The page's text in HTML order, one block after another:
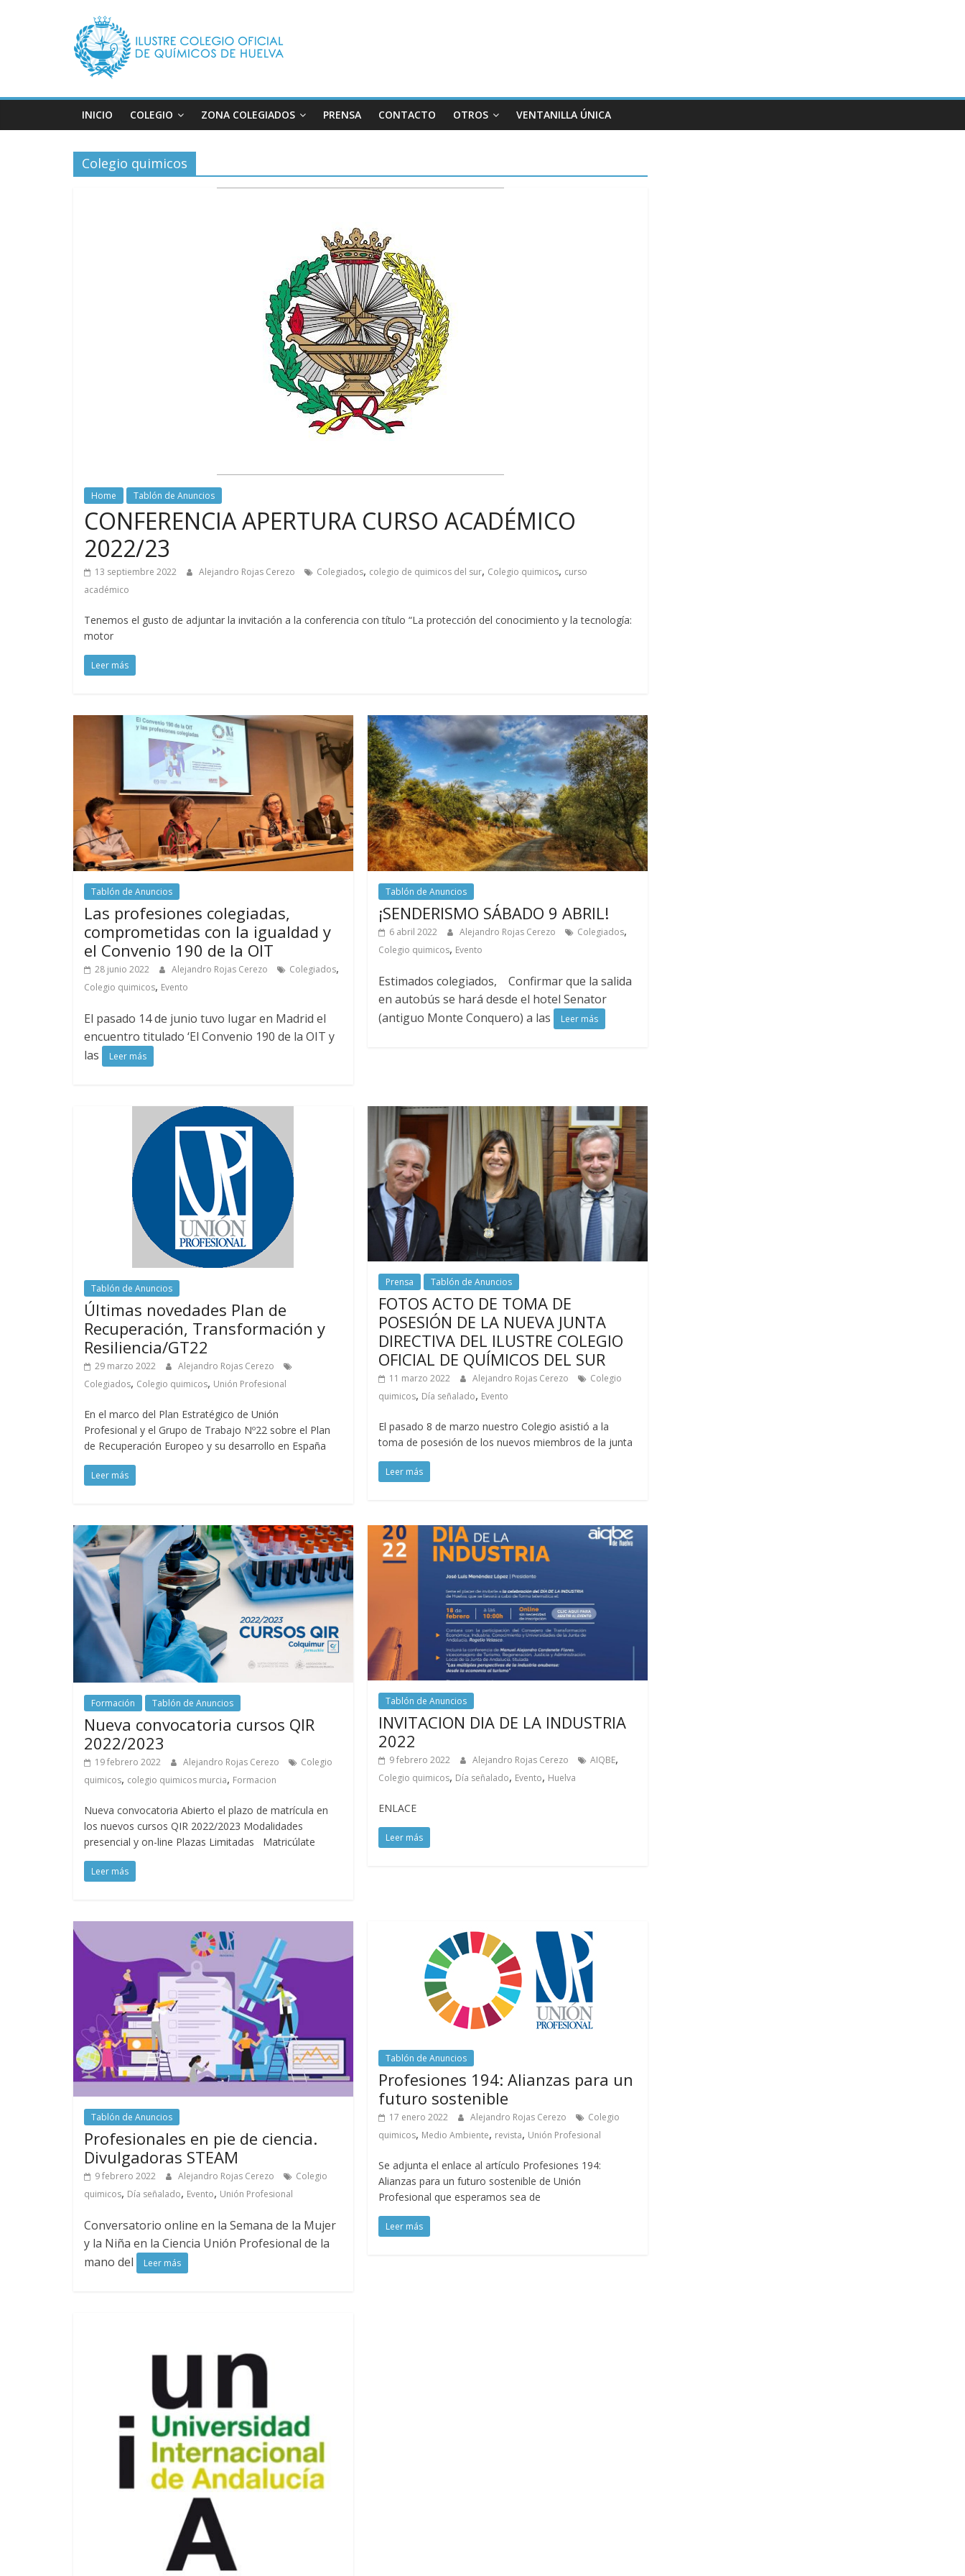
Ilustre
Colegio
Oficial
de
Químicos
INICIO COLEGIO ZONA COLEGIADOS PRENSA CONTACTO OTROS VENTANILLA ÚNICA
Colegio quimicos
Home Tablón de Anuncios
CONFERENCIA APERTURA CURSO ACADÉMICO
2022/23
13 septiembre 2022 Alejandro Rojas Cerezo Colegiados, colegio de quimicos del sur, Colegio quimicos, curso
académico
Tenemos el gusto de adjuntar la invitación a la conferencia con título “La protección del conocimiento y la tecnología:
motor
Leer más
Tablón de Anuncios
Las profesiones colegiadas,
comprometidas con la igualdad y
el Convenio 190 de la OIT
28 junio 2022 Alejandro Rojas Cerezo Colegiados,
Colegio quimicos, Evento
El pasado 14 de junio tuvo lugar en Madrid el
encuentro titulado ‘El Convenio 190 de la OIT y
las
Leer más
Tablón de Anuncios
¡SENDERISMO SÁBADO 9 ABRIL!
6 abril 2022 Alejandro Rojas Cerezo Colegiados,
Colegio quimicos, Evento
Estimados colegiados, Confirmar que la salida
en autobús se hará desde el hotel Senator
(antiguo Monte Conquero) a las
Leer más
Tablón de Anuncios
Últimas novedades Plan de
Recuperación, Transformación y
Resiliencia/GT22
29 marzo 2022
Alejandro Rojas Cerezo
Colegiados, Colegio quimicos, Unión Profesional
En el marco del Plan Estratégico de Unión
Profesional y el Grupo de Trabajo Nº22 sobre el Plan
de Recuperación Europeo y su desarrollo en España
Leer más
Prensa Tablón de Anuncios
FOTOS ACTO DE TOMA DE
POSESIÓN DE LA NUEVA JUNTA
DIRECTIVA DEL ILUSTRE COLEGIO
OFICIAL DE QUÍMICOS DEL SUR
11 marzo 2022 Alejandro Rojas Cerezo
Colegio
quimicos, Día señalado, Evento
El pasado 8 de marzo nuestro Colegio asistió a la
toma de posesión de los nuevos miembros de la junta
Leer más
Formación Tablón de Anuncios
Nueva convocatoria cursos QIR
2022/2023
19 febrero 2022 Alejandro Rojas Cerezo
Colegio
quimicos, colegio quimicos murcia, Formacion
Nueva convocatoria Abierto el plazo de matrícula en
los nuevos cursos QIR 2022/2023 Modalidades
presencial y on-line Plazas Limitadas Matricúlate
Leer más
Tablón de Anuncios
INVITACION DIA DE LA INDUSTRIA
2022
9 febrero 2022 Alejandro Rojas Cerezo AIQBE,
Colegio quimicos, Día señalado, Evento, Huelva
ENLACE
Leer más
Tablón de Anuncios
Profesionales en pie de ciencia.
Divulgadoras STEAM
9 febrero 2022 Alejandro Rojas Cerezo
Colegio
quimicos, Día señalado, Evento, Unión Profesional
Conversatorio online en la Semana de la Mujer
y la Niña en la Ciencia Unión Profesional de la
mano del
Leer más
Tablón de Anuncios
Profesiones 194: Alianzas para un
futuro sostenible
17 enero 2022 Alejandro Rojas Cerezo
Colegio
quimicos, Medio Ambiente, revista, Unión Profesional
Se adjunta el enlace al artículo Profesiones 194:
Alianzas para un futuro sostenible de Unión
Profesional que esperamos sea de
Leer más